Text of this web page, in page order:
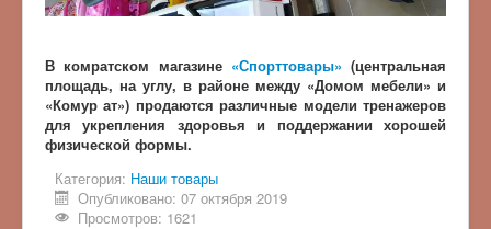
В комратском магазине «Спорттовары» (центральная
площадь, на углу, в районе между «Домом мебели» и
«Комур ат») продаются различные модели тренажеров
для укрепления здоровья и поддержании хорошей
физической формы.
Категория: Наши товары
Опубликовано: 07 октября 2019
Просмотров: 1621